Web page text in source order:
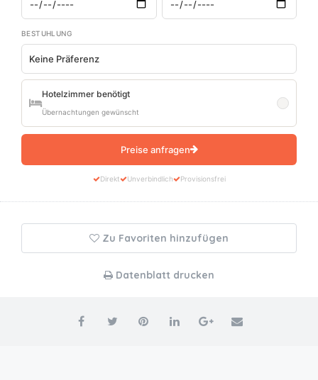
BESTUHLUNG
Hotelzimmer benötigt
Übernachtungen gewünscht
Preise anfragen
Direkt Unverbindlich Provisionsfrei
Zu Favoriten hinzufügen
Datenblatt drucken